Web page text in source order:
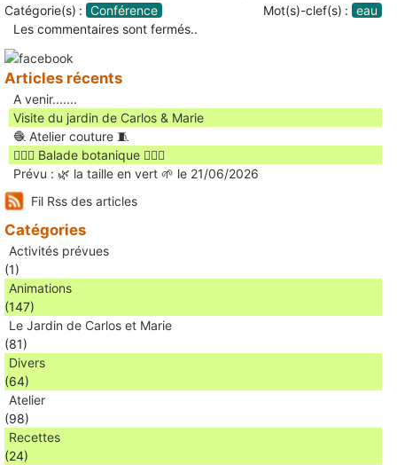
Catégorie(s) : Conférence Mot(s)-clef(s) : eau
Les commentaires sont fermés..
Articles récents
A venir.......
Visite du jardin de Carlos & Marie
🧶 Atelier couture 🧵
🚶🏻‍♀️ Balade botanique 🚶🏻‍♂️
Prévu : 🌿 la taille en vert 🌱 le 21/06/2026
Fil Rss des articles
Catégories
Activités prévues
(1)
Animations
(147)
Le Jardin de Carlos et Marie
(81)
Divers
(64)
Atelier
(98)
Recettes
(24)